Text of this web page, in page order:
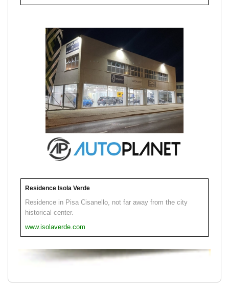
Residence Isola Verde
Residence in Pisa Cisanello, not far away from the city
historical center.
www.isolaverde.com